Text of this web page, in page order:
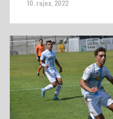
10. rujna, 2022